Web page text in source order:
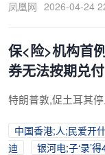
凤凰网 2026-04-24
保<险>机构首
券无法按期兑付
特朗普敦,促土耳其
中国香港;人;民爱开
迪
银河电;子‘录’